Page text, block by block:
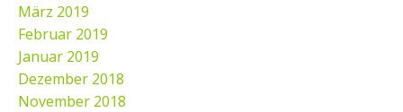
März 2019
Februar 2019
Januar 2019
Dezember 2018
November 2018